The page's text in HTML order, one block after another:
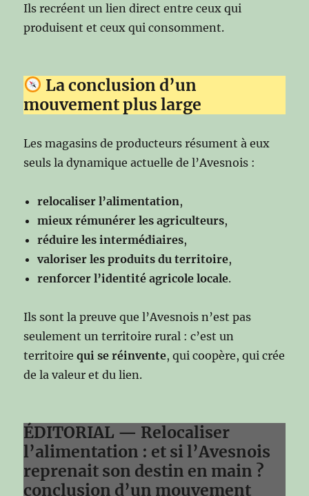
Ils recréent un lien direct entre ceux qui
produisent et ceux qui consomment.
La conclusion d’un
mouvement plus large
Les magasins de producteurs résument à eux
seuls la dynamique actuelle de l’Avesnois :
relocaliser l’alimentation,
mieux rémunérer les agriculteurs,
réduire les intermédiaires,
valoriser les produits du territoire,
renforcer l’identité agricole locale.
Ils sont la preuve que l’Avesnois n’est pas
seulement un territoire rural : c’est un
territoirequi se réinvente, qui coopère, qui crée
de la valeur et du lien.
ÉDITORIAL — Relocaliser
l’alimentation : et si l’Avesnois
reprenait son destin en main ?
conclusion d’un mouvement